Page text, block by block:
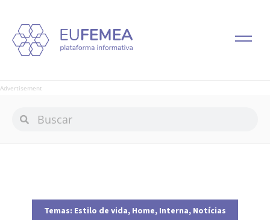
Advertisement
Temas: Estilo de vida, Home, Interna, Notícias